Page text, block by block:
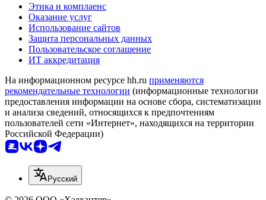
Этика и комплаенс
Оказание услуг
Использование сайтов
Защита персональных данных
Пользовательское соглашение
ИТ аккредитация
На информационном ресурсе hh.ru применяются
рекомендательные технологии (информационные технологии
предоставления информации на основе сбора, систематизации
и анализа сведений, относящихся к предпочтениям
пользователей сети «Интернет», находящихся на территории
Российской Федерации)
Русский